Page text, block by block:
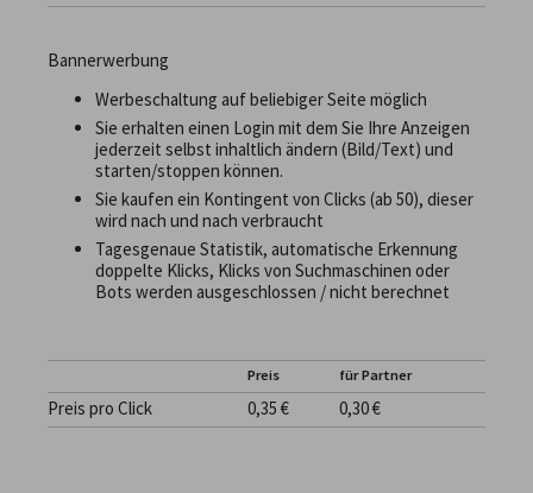
Bannerwerbung
Werbeschaltung auf beliebiger Seite möglich
Sie erhalten einen Login mit dem Sie Ihre Anzeigen
jederzeit selbst inhaltlich ändern (Bild/Text) und
starten/stoppen können.
Sie kaufen ein Kontingent von Clicks (ab 50), dieser
wird nach und nach verbraucht
Tagesgenaue Statistik, automatische Erkennung
doppelte Klicks, Klicks von Suchmaschinen oder
Bots werden ausgeschlossen / nicht berechnet
Preis für Partner
Preis pro Click 0,35 € 0,30 €